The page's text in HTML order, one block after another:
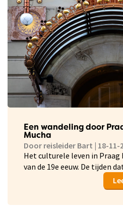
Een wandeling door
Mucha
Door reisleider Bart | 18-11-
Het culturele leven in Praag
van de 19e eeuw. De tijden
wat de kunsten betreft
richtte waren voorbij. Ze